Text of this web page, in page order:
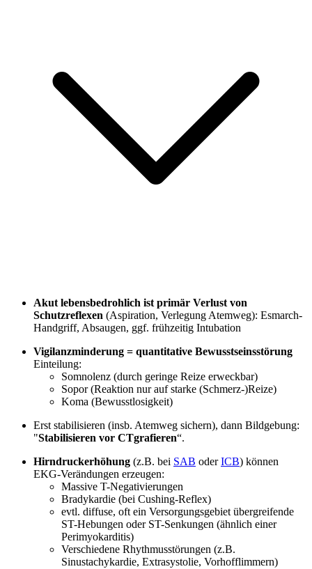
Akut lebensbedrohlich ist primär Verlust von
Schutzreflexen (Aspiration, Verlegung Atemweg): Esmarch-
Handgriff, Absaugen, ggf. frühzeitig Intubation
Vigilanzminderung = quantitative Bewusstseinsstörung
Einteilung:
Somnolenz (durch geringe Reize erweckbar)
Sopor (Reaktion nur auf starke (Schmerz-)Reize)
Koma (Bewusstlosigkeit)
Erst stabilisieren (insb. Atemweg sichern), dann Bildgebung:
"Stabilisieren vor CTgrafieren“.
Hirndruckerhöhung (z.B. bei SAB oderICB) können
EKG-Verändungen erzeugen:
Massive T-Negativierungen
Bradykardie (bei Cushing-Reflex)
evtl. diffuse, oft ein Versorgungsgebiet übergreifende
ST-Hebungen oder ST-Senkungen (ähnlich einer
Perimyokarditis)
Verschiedene Rhythmusstörungen (z.B.
Sinustachykardie, Extrasystolie, Vorhofflimmern)